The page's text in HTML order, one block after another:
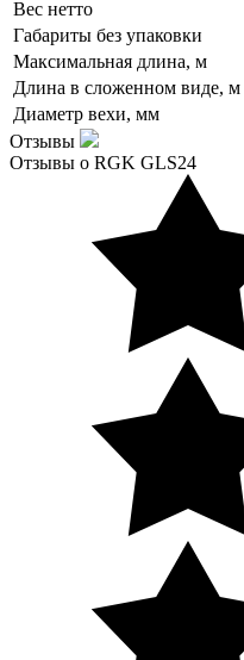
Вес нетто
Габариты без упаковки
Максимальная длина, м
Длина в сложенном виде, м
Диаметр вехи, мм
Отзывы
Отзывы о RGK GLS24